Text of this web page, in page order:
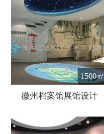
1500㎡
徽州档案馆展馆设计